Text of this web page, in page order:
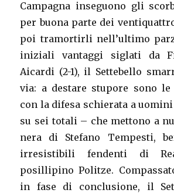
Campagna inseguono gli
per buona parte dei
poi tramortirli nell’ultimo
iniziali vantaggi siglati da
Aicardi (2-1), il Settebello
via: a destare stupore sono
con la difesa schierata a
su sei totali – che mettono a
nera di Stefano Tempesti,
irresistibili fendenti di
posillipino Politze.
in fase di conclusione, il